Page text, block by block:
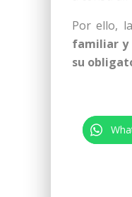
Por ello,
familiar y
su